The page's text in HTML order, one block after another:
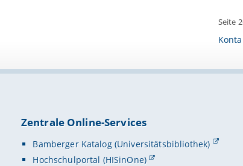
Seite
Zentrale Online-Services
Bamberger Katalog (Universitätsbibliothek)
Hochschulportal (HISinOne)